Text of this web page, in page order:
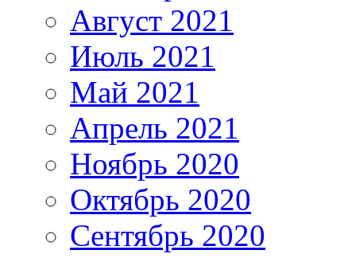
Август 2021
Июль 2021
Май 2021
Апрель 2021
Ноябрь 2020
Октябрь 2020
Сентябрь 2020